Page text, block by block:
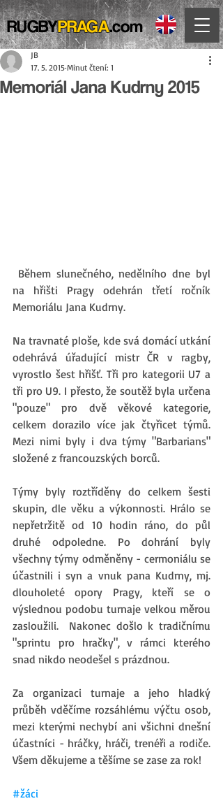
RUGBYPRAGA.com
Memoriál Jana Kudrny 2015
JB
17. 5. 2015 Minut čtení: 1
na hřišti Pragy odehrán třetí ročník
Memoriálu Jana Kudrny.
Na travnaté ploše, kde svá domácí utkání
odehrává úřadující mistr ČR v ragby,
vyrostlo šest hřišť. Tři pro kategorii U7 a
tři pro U9. I přesto, že soutěž byla určena
"pouze" pro dvě věkové kategorie,
celkem dorazilo více jak čtyřicet týmů.
Mezi nimi byly i dva týmy "Barbarians"
složené z francouzských borců.
Týmy byly roztříděny do celkem šesti
skupin, dle věku a výkonnosti. Hrálo se
nepřetržitě od 10 hodin ráno, do půl
druhé odpoledne. Po dohrání byly
všechny týmy odměněny - cermoniálu se
účastnili i syn a vnuk pana Kudrny, mj.
dlouholeté opory Pragy, kteří se o
výslednou podobu turnaje velkou měrou
zasloužili.  Nakonec došlo k tradičnímu
"sprintu pro hračky", v rámci kterého
snad nikdo neodešel s prázdnou.
Za organizaci turnaje a jeho hladký
průběh vděčíme rozsáhlému výčtu osob,
mezi kterými nechybí ani všichni dnešní
účastníci - hráčky, hráči, trenéři a rodiče.
Všem děkujeme a těšíme se zase za rok!
#žáci